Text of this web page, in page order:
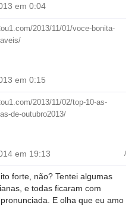
em 0:04
2013/11/01/voce-bonita-
em 0:15
2013/11/02/top-10-as-
de-outubro2013/
em 19:13
/
forte, não? Tentei algumas
e todas ficaram com
E olha que eu amo